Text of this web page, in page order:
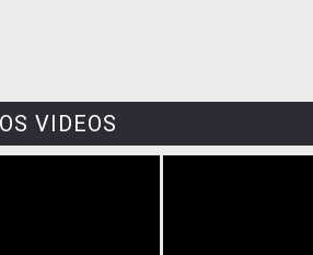
VIDEOS